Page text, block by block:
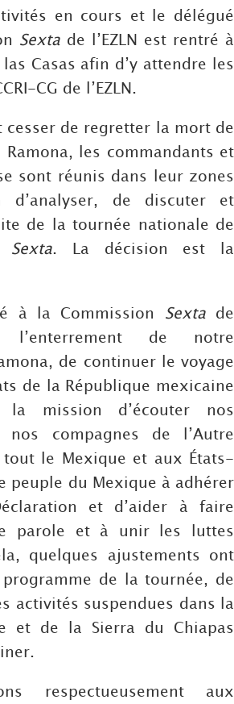
en cours et le délégué
Sexta de l’EZLN est rentré à
Casas afin d’y attendre les
CG de l’EZLN.
cesser de regretter la mort de
les commandants et
sont réunis dans leur zones
d’analyser, de discuter et
de la tournée nationale de
Sexta. La décision est la
à la Commission Sextade
l’enterrement de notre
de continuer le voyage
de la République mexicaine
mission d’écouter nos
nos compagnes de l’Autre
tout le Mexique et aux États-
peuple du Mexique à adhérer
et d’aider à faire
parole et à unir les luttes
quelques ajustements ont
de la tournée, de
activités suspendues dans la
et de la Sierra du Chiapas
respectueusement aux